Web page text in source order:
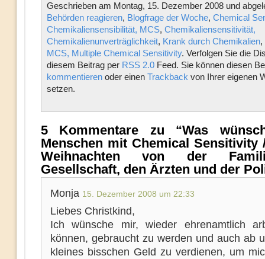
Geschrieben am Montag, 15. Dezember 2008 und
Behörden reagieren, Blogfrage der Woche, Chemical
Chemikaliensensibilität, MCS, Chemikaliensensitivität,
Chemikalienunverträglichkeit, Krank durch Chemikalien,
MCS, Multiple Chemical Sensitivity. Verfolgen Sie die
diesem Beitrag per RSS 2.0Feed. Sie können diesen
kommentierenoder einen Trackback von Ihrer eigenen
setzen.
5 Kommentare zu “Was
Menschen mit Chemical Sensitivity
Weihnachten von der
Gesellschaft, den Ärzten und der
Monja 15. Dezember 2008 um 22:33
Liebes Christkind,
Ich wünsche mir, wieder ehrenamtlich
können, gebraucht zu werden und auch ab
kleines bisschen Geld zu verdienen, um